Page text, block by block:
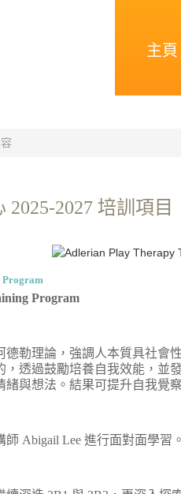
主頁
2027 培訓項目
Program
Program
德勒理論，強調人本質具社會
，透過鼓勵培養自我效能，並
緒與想法。結果可提升自我覺
Abigail Lee 進行面對面學習。